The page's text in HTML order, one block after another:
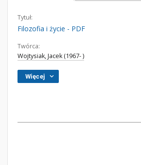
Tytuł:
Filozofia i życie - PDF
Twórca:
Wojtysiak, Jacek (1967- )
Więcej